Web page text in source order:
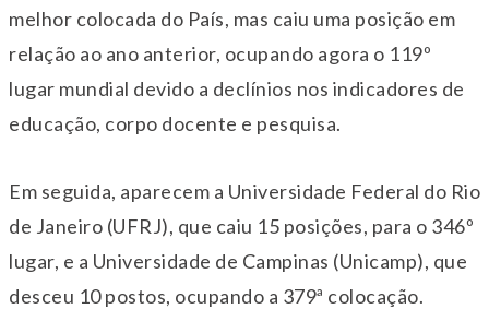
melhor colocada do País, mas caiu uma posição em
relação ao ano anterior, ocupando agora o 119º
lugar mundial devido a declínios nos indicadores de
educação, corpo docente e pesquisa.
Em seguida, aparecem a Universidade Federal do Rio
de Janeiro (UFRJ), que caiu 15 posições, para o 346º
lugar, e a Universidade de Campinas (Unicamp), que
desceu 10 postos, ocupando a 379ª colocação.